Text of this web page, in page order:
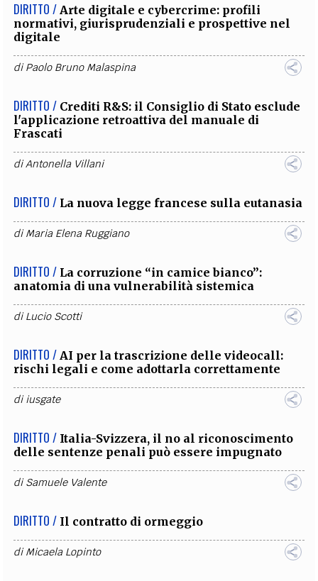
DIRITTO / Arte digitale e cybercrime: profili
normativi, giurisprudenziali e prospettive nel
digitale
diPaolo Bruno Malaspina
DIRITTO / Crediti R&S: il Consiglio di Stato esclude
l'applicazione retroattiva del manuale di
Frascati
diAntonella Villani
DIRITTO / La nuova legge francese sulla eutanasia
diMaria Elena Ruggiano
DIRITTO / La corruzione “in camice bianco”:
anatomia di una vulnerabilità sistemica
diLucio Scotti
DIRITTO / AI per la trascrizione delle videocall:
rischi legali e come adottarla correttamente
diiusgate
DIRITTO / Italia-Svizzera, il no al riconoscimento
delle sentenze penali può essere impugnato
diSamuele Valente
DIRITTO / Il contratto di ormeggio
diMicaela Lopinto